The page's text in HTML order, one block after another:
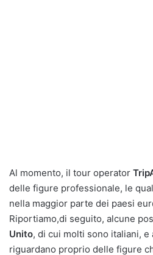
Al momento, il tour operator
delle figure professionale, le
nella maggior parte dei paesi
Riportiamo,di seguito, alcune
Unito, di cui molti sono italiani, e
riguardano proprio delle figure